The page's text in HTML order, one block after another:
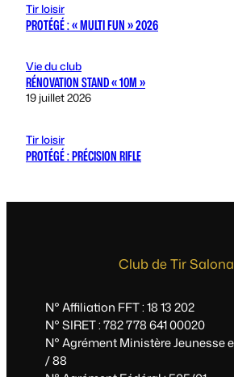
Tir loisir
PROTÉGÉ : « MULTI FUN » 2026
Vie du club
RÉNOVATION STAND « 10M »
19 juillet 2026
Tir loisir
PROTÉGÉ : PRÉCISION RIFLE
Club de Tir
N° Affiliation FFT : 18 13 202
N° SIRET : 782 778 641 00020
N° Agrément Ministère Jeunesse
/ 88